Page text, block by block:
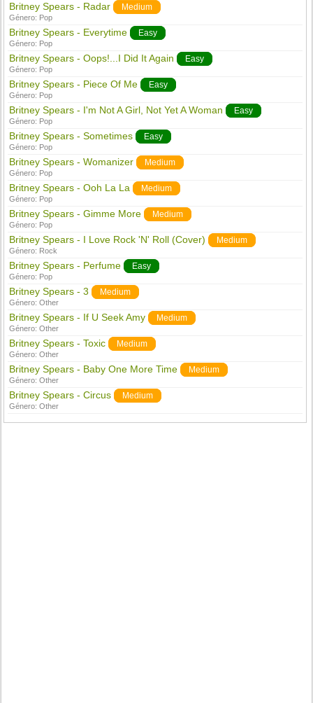
Britney Spears - Radar Medium
Género: Pop
Britney Spears - Everytime Easy
Género: Pop
Britney Spears - Oops!...I Did It Again Easy
Género: Pop
Britney Spears - Piece Of Me Easy
Género: Pop
Britney Spears - I'm Not A Girl, Not Yet A Woman Easy
Género: Pop
Britney Spears - Sometimes Easy
Género: Pop
Britney Spears - Womanizer Medium
Género: Pop
Britney Spears - Ooh La La Medium
Género: Pop
Britney Spears - Gimme More Medium
Género: Pop
Britney Spears - I Love Rock 'N' Roll (Cover) Medium
Género: Rock
Britney Spears - Perfume Easy
Género: Pop
Britney Spears - 3 Medium
Género:Other
Britney Spears - If U Seek Amy Medium
Género:Other
Britney Spears - Toxic Medium
Género:Other
Britney Spears - Baby One More Time Medium
Género:Other
Britney Spears - Circus Medium
Género:Other